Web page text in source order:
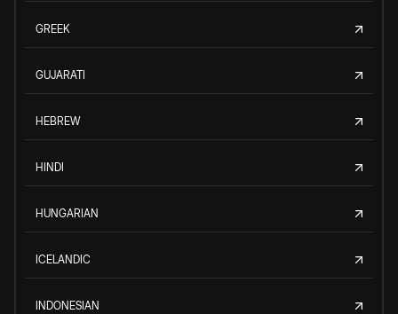
GREEK
GUJARATI
HEBREW
HINDI
HUNGARIAN
ICELANDIC
INDONESIAN